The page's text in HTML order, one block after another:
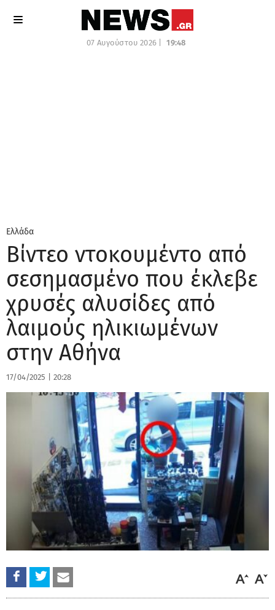
07 Αυγούστου 2026 | 19:48
Ελλάδα
Βίντεο ντοκουμέντο από
σεσημασμένο που έκλεβε
χρυσές αλυσίδες από
λαιμούς ηλικιωμένων
στην Αθήνα
17/04/2025 20:28